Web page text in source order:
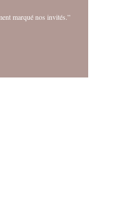
marqué nos invités.”